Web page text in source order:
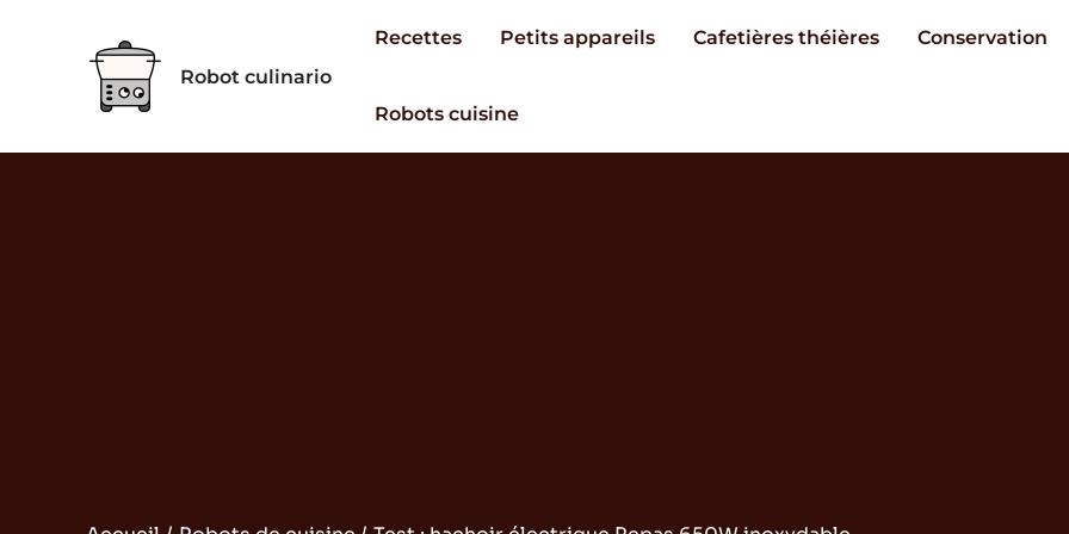
Robot culinario
Recettes Petits appareils Cafetières théières Conservation
Robots cuisine